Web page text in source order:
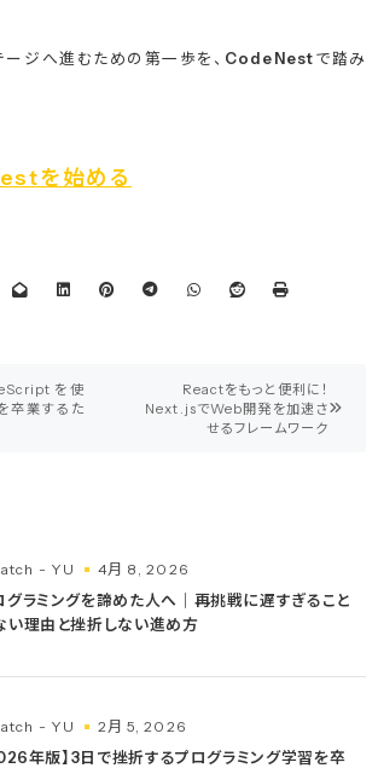
ジへ進むための第一歩を、 CodeNest で踏み
を始める
を使
卒業するた
Reactをもっと便利に！
Next.jsでWeb開発を加速さ
せるフレームワーク
- YU
4月 8, 2026
グラミングを諦めた人へ｜再挑戦に遅すぎること
い理由と挫折しない進め方
- YU
2月 5, 2026
年版】3日で挫折するプログラミング学習を卒